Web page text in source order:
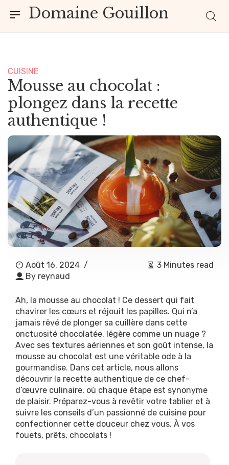
Domaine Gouillon
CUISINE
Mousse au chocolat :
plongez dans la recette
authentique !
Août 16, 2024 /
By reynaud
3 Minutes read
Ah, la mousse au chocolat ! Ce dessert qui fait
chavirer les cœurs et réjouit les papilles. Qui n’a
jamais rêvé de plonger sa cuillère dans cette
onctuosité chocolatée, légère comme un nuage ?
Avec ses textures aériennes et son goût intense, la
mousse au chocolat est une véritable ode à la
gourmandise. Dans cet article, nous allons
découvrir la recette authentique de ce chef-
d’œuvre culinaire, où chaque étape est synonyme
de plaisir. Préparez-vous à revêtir votre tablier et à
suivre les conseils d’un passionné de cuisine pour
confectionner cette douceur chez vous. À vos
fouets, prêts, chocolats !